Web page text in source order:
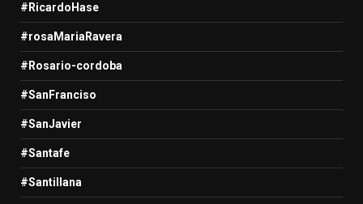
#RicardoHase
#rosaMariaRavera
#Rosario-cordoba
#SanFranciso
#SanJavier
#Santafe
#Santillana